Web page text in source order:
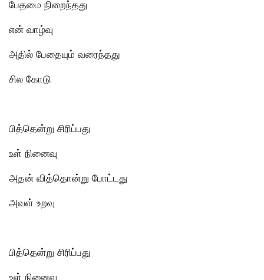
பேதமை நிறைந்தது
என் வாழ்வு
அதில் பேதையும் வரைந்தது
சில கோடு
பித்தென்று சிரிப்பது
உள் நினைவு
அதன் வித்தொன்று போட்டது
அவள் உறவு
பித்தென்று சிரிப்பது
உள் நினைவு